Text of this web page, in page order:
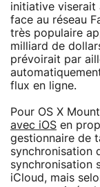
initiative viserait
face au réseau
très populaire
milliard de
prévoirait par
flux en ligne.
Pour OS X
avec iOS en
gestionnaire de
synchronisation
synchronisation
iCloud, mais